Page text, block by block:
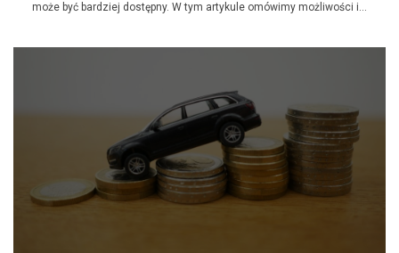
może być bardziej dostępny. W tym artykule omówimy możliwości i...